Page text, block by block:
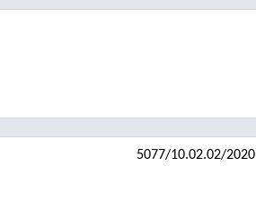
5077/10.02.02/2020